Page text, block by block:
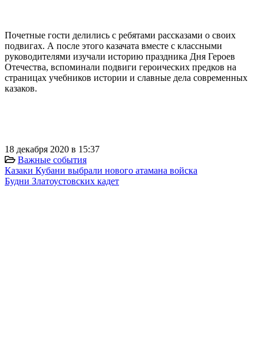
Почетные гости делились с ребятами рассказами о своих
подвигах. А после этого казачата вместе с классными
руководителями изучали историю праздника Дня Героев
Отечества, вспоминали подвиги героических предков на
страницах учебников истории и славные дела современных
казаков.
18 декабря 2020 в 15:37
Важные события
Казаки Кубани выбрали нового атамана войска
Будни Златоустовских кадет